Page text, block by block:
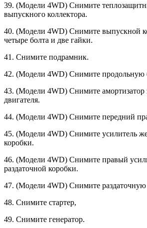
39. (Модели 4WD) Снимите
выпускного коллектора.
40. (Модели 4WD) Снимите выпускной
четыре болта и две гайки.
41. Снимите подрамник.
42. (Модели 4WD) Снимите продоль­ную
43. (Модели 4WD) Снимите амортиза­тор
двигателя.
44. (Модели 4WD) Снимите передний
45. (Модели 4WD) Снимите усилитель
коробки.
46. (Модели 4WD) Снимите правый
раздаточной ко­робки.
47. (Модели 4WD) Снимите раздаточ­ную
48. Снимите стартер,
49. Снимите генератор.